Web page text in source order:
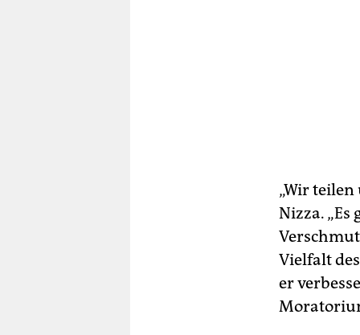
„Wir teilen
Nizza.
Vielfalt
er